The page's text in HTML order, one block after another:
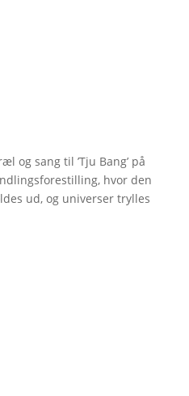
og sang til ’Tju Bang’ på
hvor den
ud, og universer trylles